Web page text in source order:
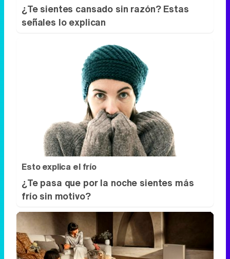
¿Te sientes cansado sin razón? Estas
señales lo explican
Esto explica el frío
¿Te pasa que por la noche sientes más
frío sin motivo?